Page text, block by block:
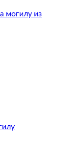
могилу из